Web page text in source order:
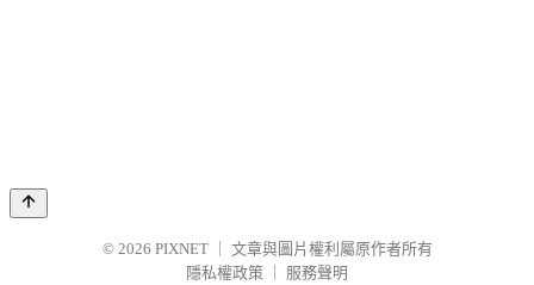
© 2026 PIXNET
文章與圖片權利屬原作者所有
隱私權政策
服務聲明